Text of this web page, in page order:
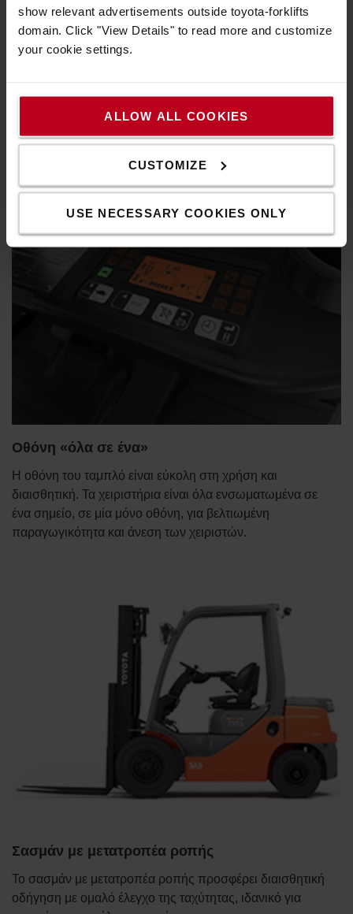
show relevant advertisements outside toyota-forklifts
domain. Click "View Details" to read more and customize
your cookie settings.
ALLOW ALL COOKIES
CUSTOMIZE
USE NECESSARY COOKIES ONLY
οροφή παρέχουν στους χειριστές άριστη ορατότητα του
Οθόνη «όλα σε ένα»
Η οθόνη του ταμπλό είναι εύκολη στη χρήση και
διαισθητική. Τα χειριστήρια είναι όλα ενσωματωμένα σε
ένα σημείο, σε μία μόνο οθόνη, για βελτιωμένη
παραγωγικότητα και άνεση των χειριστών.
Σασμάν με μετατροπέα ροπής
Το σασμάν με μετατροπέα ροπής προσφέρει διαισθητική
οδήγηση με ομαλό έλεγχο της ταχύτητας, ιδανικό για